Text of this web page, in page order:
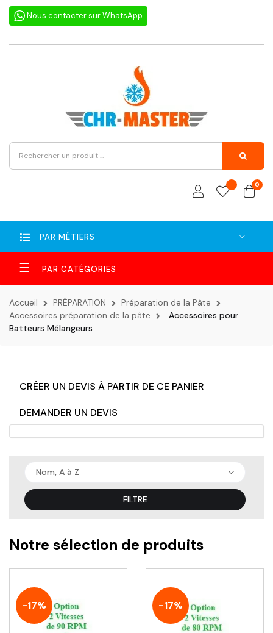
Nous contacter sur WhatsApp
0
PAR MÉTIERS
Basculer
la
navigation
☰
Accueil PRÉPARATION
Préparation de la Pâte
Accessoires préparation de la pâte
Accessoires pour
Batteurs Mélangeurs
CRÉER UN DEVIS À PARTIR DE CE PANIER
DEMANDER UN DEVIS
Nom, A à Z
FILTRE
Notre sélection de produits
-17% -17%